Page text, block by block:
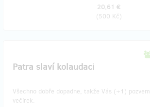
20,61 €
(500 Kč)
Patra slaví kolaudaci
Všechno dobře dopadne, takže Vás (+1)
večírek.